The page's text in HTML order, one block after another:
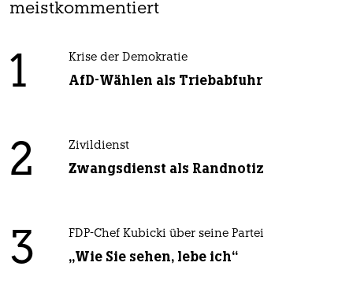
meistkommentiert
1 Krise der Demokratie
AfD-Wählen als Triebabfuhr
2 Zivildienst
Zwangsdienst als Randnotiz
3 FDP-Chef Kubicki über seine Partei
„Wie Sie sehen, lebe ich“